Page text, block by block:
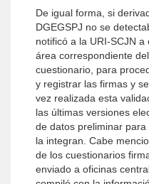
De igual forma, si
DGEGSPJ no se
notificó a la URI-SCJN
área correspondiente
cuestionario, para
y registrar las firmas y
vez realizada esta
las últimas versiones
de datos preliminar
la integran. Cabe
de los cuestionarios
enviado a oficinas